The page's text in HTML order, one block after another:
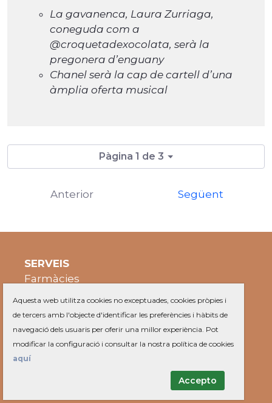
La gavanenca, Laura Zurriaga,
coneguda com a
@croquetadexocolata, serà la
pregonera d’enguany
Chanel serà la cap de cartell d’una
àmplia oferta musical
Pàgina 1 de 3
Anterior Següent
SERVEIS
Farmàcies
AJUNTAMENT
Tràmits
Aquesta web utilitza cookies no exceptuades, cookies pròpies i
de tercers amb l'objecte d'identificar les preferències i hàbits de
navegació dels usuaris per oferir una millor experiència. Pot
modificar la configuració i consultar la nostra política de cookies
aquí
Accepto